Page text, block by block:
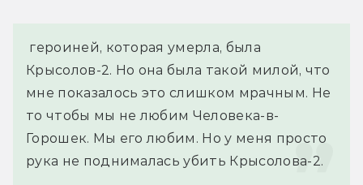
Крысолов-2. Но она была такой милой, что
мне показалось это слишком мрачным. Не
то чтобы мы не любим Человека-в-
Горошек. Мы его любим. Но у меня просто
рука не поднималась убить Крысолова-2.